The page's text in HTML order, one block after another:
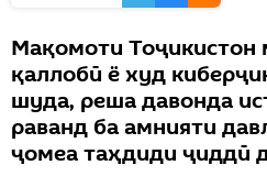
Мақомоти Тоҷикистон
қаллобӣ ё худ
шуда, реша давонда
раванд ба амнияти
ҷомеа таҳдиди ҷиддӣ